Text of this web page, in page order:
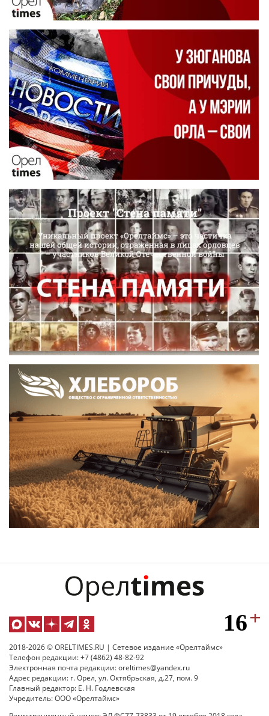
2018-2026 © ORELTIMES.RU | Сетевое издание «Орелтаймс»
Телефон редакции: +7 (4862) 48-82-92
Электронная почта редакции: oreltimes@yandex.ru
Адрес редакции: г. Орел, ул. Октябрьская, д.27, пом. 9
Главный редактор: Е. Н. Годлевская
Учредитель: ООО «Орелтаймс»